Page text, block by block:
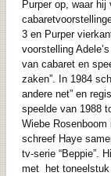
Purper op, waar
3 en Purper
voorstelling
van cabaret en
zaken”. In 1984
andere net” en
speelde van 1988
Wiebe Rosenboom
schreef Haye
tv-serie “Beppie”.
met het